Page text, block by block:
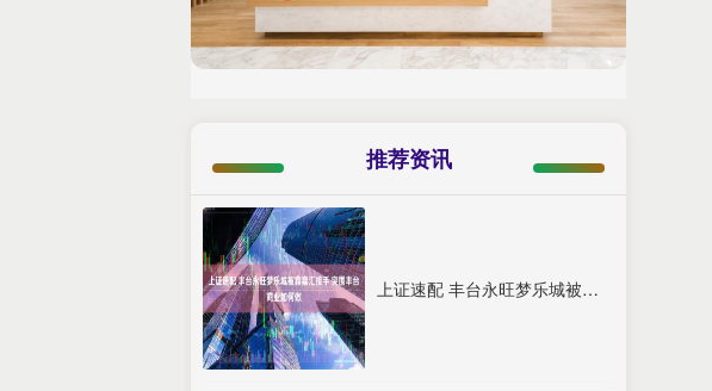
推荐资讯
上证速配 丰台永旺梦乐城被鑫嘉汇接手 突围丰台商业如何做